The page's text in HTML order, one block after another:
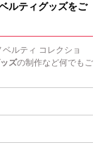
ルティグッズをご
ルティ コレクショ
ズの制作など何でもご